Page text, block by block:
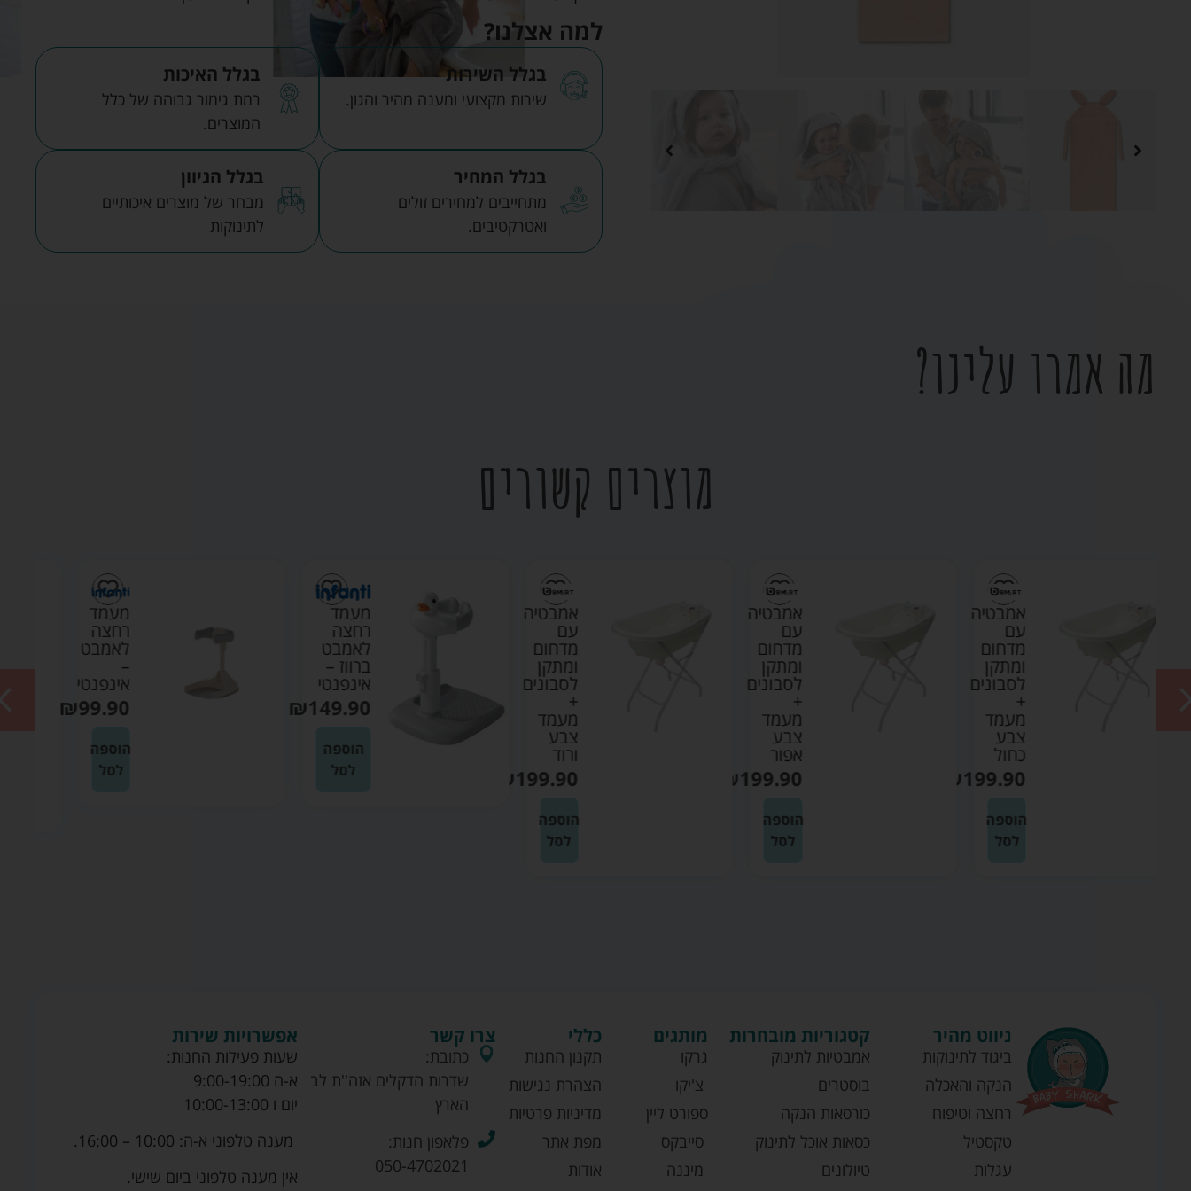
למה אצלנו?
בגלל השירות
שירות מקצועי ומענה מהיר והגון.
בגלל האיכות
רמת גימור גבוהה של כלל
המוצרים.
בגלל המחיר
מתחייבים למחירים זולים
ואטרקטיבים.
בגלל הגיוון
מבחר של מוצרים איכותיים
לתינוקות
מה אמרו עלינו?
מוצרים קשורים
אמבטיה
מדחום
ומתקן
לסבונים
מעמד
199.90
הוספה
אמבטיה
מדחום
ומתקן
לסבונים
מעמד
199.90
הוספה
מעמד
רחצה
לאמבט
ברווז –
אינפנטי
₪149.90
הוספה
לסל
אינפנטי
99.90
מושב
אמבטיה
ליין
קשת
בענן
ורוד –
טגה
בייבי
הוספה
ניווט מהיר
ביגוד לתינוקות
הנקה והאכלה
רחצה וטיפוח
טקסטיל
עגלות
קטגוריות מובחרות
אמבטיות לתינוק
בוסטרים
כורסאות הנקה
כסאות אוכל לתינוק
טיולונים
מותגים
גרקו
צ'יקו
ספורט ליין
סייבקס
מיננה
כללי
תקנון החנות
הצהרת נגישות
מדיניות פרטיות
מפת אתר
אודות
צרו קשר
כתובת:
שדרות הדקלים אזה''ת לב
הארץ
פלאפון חנות:
050-4702021
אפשרויות שירות
שעות פעילות החנות:
א-ה 9:00-19:00
יום ו 10:00-13:00
מענה טלפוני א-ה: 10:00 – 16:00.
אין מענה טלפוני ביום שישי.